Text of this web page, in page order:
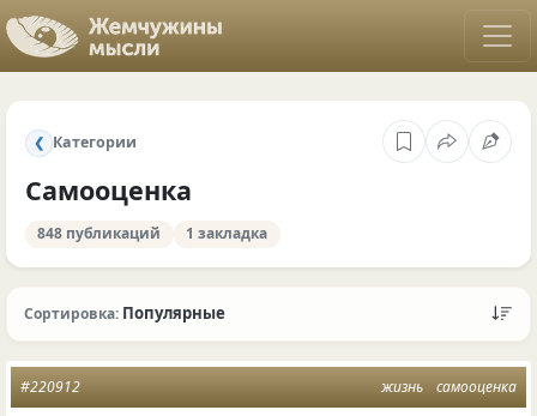
❮ Категории
Самооценка
848 публикаций 1 закладка
Сортировка: Популярные
жизнь самооценка
#220912